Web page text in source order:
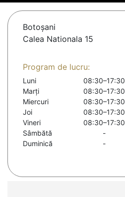
Botoşani
Calea Nationala 15
Program de lucru:
Luni
08:30–17:30
Marți
08:30–17:30
Miercuri
08:30–17:30
Joi
08:30–17:30
Vineri
08:30–17:30
Sâmbătă
-
Duminică
-